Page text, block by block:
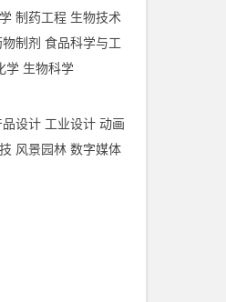
制药工程 生物技术
制剂 食品科学与工
学 生物科学
品设计 工业设计 动画
风景园林 数字媒体